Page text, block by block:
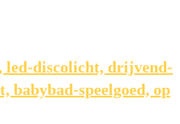
led-discolicht, drijvend-
babybad-speelgoed, op